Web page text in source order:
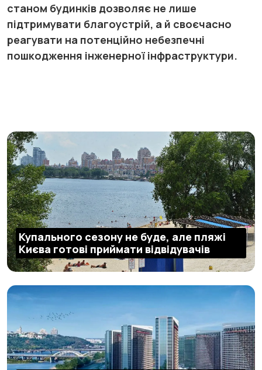
станом будинків дозволяє не лише
підтримувати благоустрій, а й своєчасно
реагувати на потенційно небезпечні
пошкодження інженерної інфраструктури.
Купального сезону не буде, але пляжі
Києва готові приймати відвідувачів